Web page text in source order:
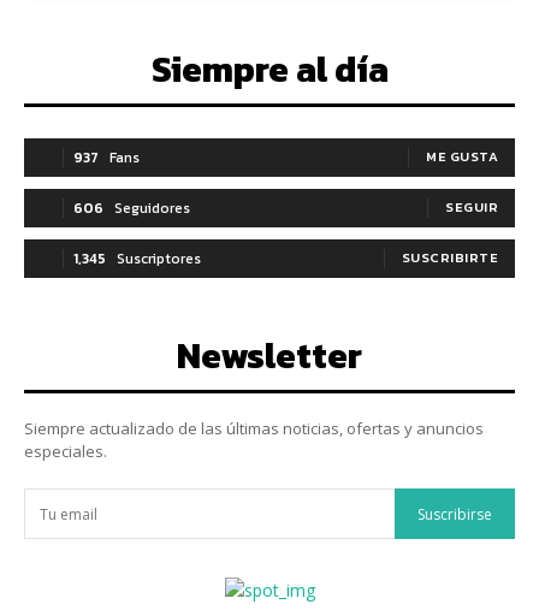
Siempre al día
937 Fans ME GUSTA
606 Seguidores SEGUIR
1,345 Suscriptores SUSCRIBIRTE
Newsletter
Siempre actualizado de las últimas noticias, ofertas y anuncios
especiales.
Suscribirse